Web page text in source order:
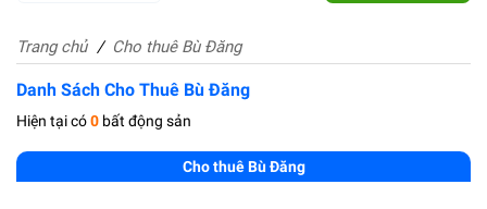
Trang chủ Cho thuê Bù Đăng
Danh Sách Cho Thuê Bù Đăng
Hiện tại có0 bất động sản
Cho thuê Bù Đăng